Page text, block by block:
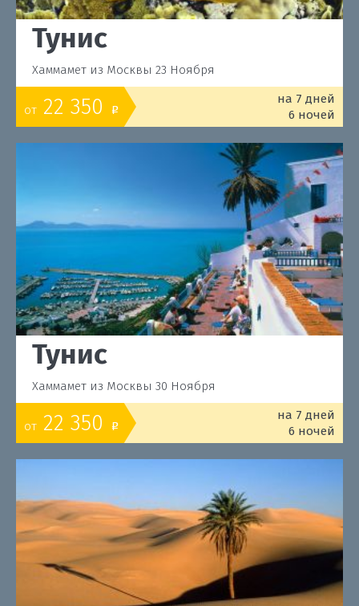
Тунис
Хаммамет из Москвы 23 Ноября
от 22 350 o
на 7 дней
6 ночей
Тунис
Хаммамет из Москвы 30 Ноября
от 22 350 o
на 7 дней
6 ночей